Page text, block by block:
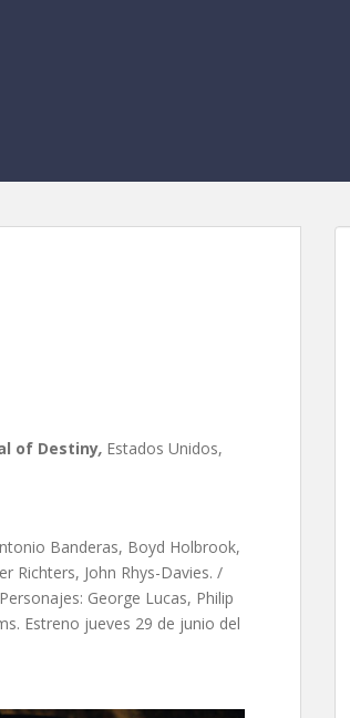
of Destiny, Estados Unidos,
Banderas, Boyd Holbrook,
Richters, John Rhys-Davies. /
George Lucas, Philip
Estreno jueves 29 de junio del